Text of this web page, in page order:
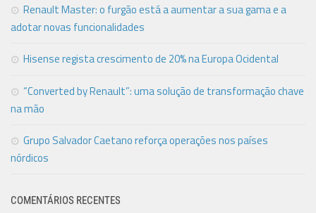
Renault Master: o furgão está a aumentar a sua gama e a
adotar novas funcionalidades
Hisense regista crescimento de 20% na Europa Ocidental
“Converted by Renault”: uma solução de transformação chave
na mão
Grupo Salvador Caetano reforça operações nos países
nórdicos
COMENTÁRIOS RECENTES